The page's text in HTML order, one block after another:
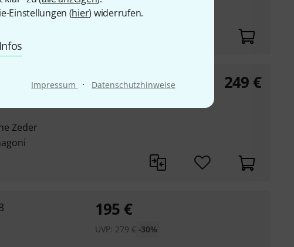
Einstellungen (hier) widerrufen.
Impressum · Datenschutzhinweise
Zeder
249 €
195 €
UVP: 279 € -30%